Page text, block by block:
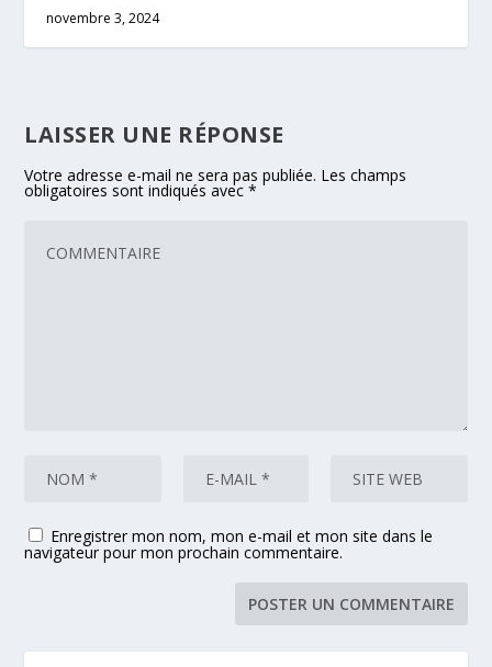
novembre 3, 2024
LAISSER UNE RÉPONSE
Votre adresse e-mail ne sera pas publiée. Les champs
obligatoires sont indiqués avec*
Enregistrer mon nom, mon e-mail et mon site dans le
navigateur pour mon prochain commentaire.